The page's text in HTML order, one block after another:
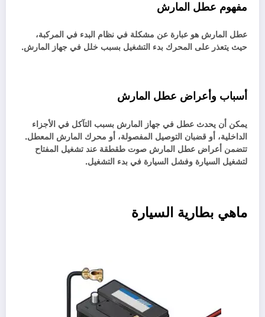
مفهوم عطل المارش
عطل المارش هو عبارة عن مشكلة في نظام البدء في المركبة،
حيث يتعذر على المحرك بدء التشغيل بسبب خلل في جهاز المارش.
أسباب وأعراض عطل المارش
يمكن أن يحدث عطل في جهاز المارش بسبب التآكل في الأجزاء
الداخلية، أو قضبان التوصيل المفصولة، أو محرك المارش المعطل.
تتضمن أعراض عطل المارش صوت طقطقة عند تشغيل المفتاح
لتشغيل السيارة وفشل السيارة في بدء التشغيل.
ماهي بطارية السيارة